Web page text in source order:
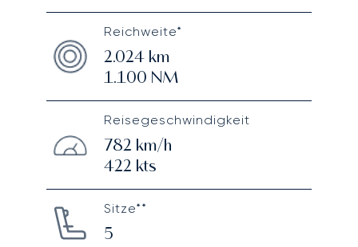
Reichweite*
2.024km
1.100 NM
Reisegeschwindigkeit
782 km/h
422 kts
Sitze**
5